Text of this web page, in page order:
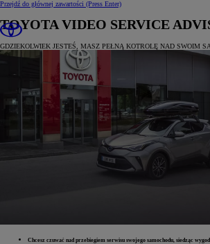
Przejdź do głównej zawartości (Press Enter)
TOYOTA VIDEO SERVICE
GDZIEKOLWIEK JESTEŚ, MASZ PEŁNĄ KOTROLĘ NAD SWOIM
Chcesz czuwać nad przebiegiem serwisu swojego samochodu, siedząc